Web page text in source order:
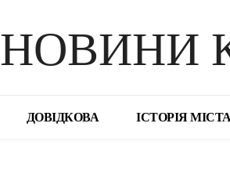
НОВИНИ
ДОВІДКОВА ІСТОРІЯ МІСТА